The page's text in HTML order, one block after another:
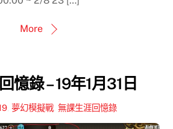
More
憶錄 – 19年1月31日
, 夢幻模擬戰, 無課生涯回憶錄